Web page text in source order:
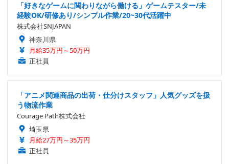
「好きなゲームに関わりながら働ける」ゲームテスター/未
経験OK/研修あり/シンプル作業/20~30代活躍中
株式会社SNJAPAN
神奈川県
月給35万円～50万円
正社員
「アニメ関連商品の出荷・仕分けスタッフ」人気グッズを扱
う物流作業
Courage Path株式会社
埼玉県
月給27万円～35万円
正社員